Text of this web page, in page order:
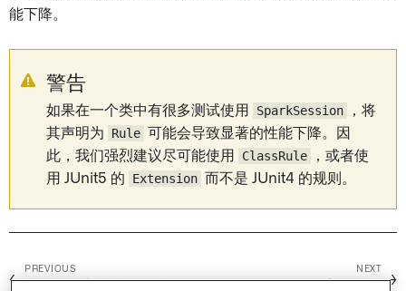
能下降。
警告
如果在一个类中有很多测试使用 SparkSession
，将
其声明为
Rule
可能会导致显著的性能下降。因
此，我们强烈建议尽可能使用
ClassRule
，或者使
用 JUnit5 的
Extension 而不是 JUnit4 的规则。
←
PREVIOUS NEXT
→